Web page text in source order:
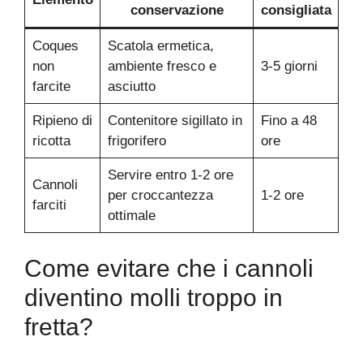
conservazione consigliata
Coques
non
farcite
Scatola ermetica,
ambiente fresco e
asciutto
3-5 giorni
Ripieno di
ricotta
Contenitore sigillato in
frigorifero
Fino a 48
ore
Cannoli
farciti
Servire entro 1-2 ore
per croccantezza
ottimale
1-2 ore
Come evitare che i cannoli
diventino molli troppo in
fretta?